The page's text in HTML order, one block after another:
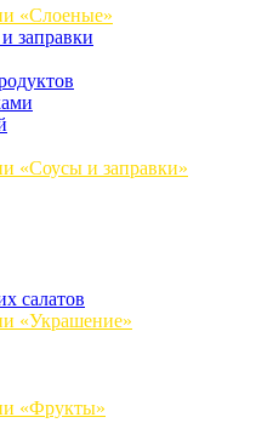
«Слоеные»
заправки
«Соусы и заправки»
салатов
«Украшение»
«Фрукты»